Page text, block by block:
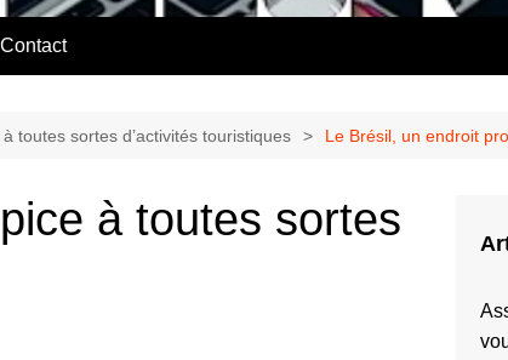
Contact
toutes sortes d’activités touristiques Le Brésil, un endroit
à toutes sortes